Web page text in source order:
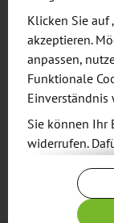
Qualität,
Wasser-
Nutzung
Klicken Sie auf
akzeptieren.
anpassen,
Funktionale
Einverständnis
Sie können Ihr
widerrufen.
Verfügung.
Weitere